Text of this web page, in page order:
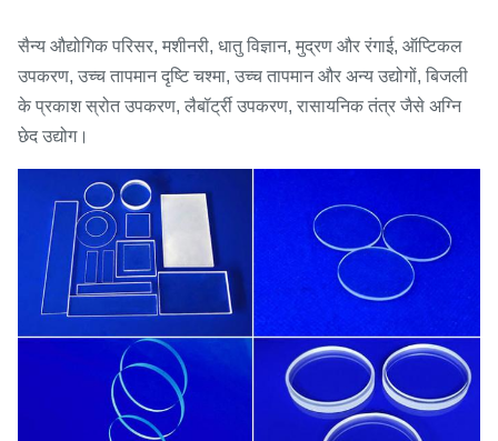
सैन्य औद्योगिक परिसर, मशीनरी, धातु विज्ञान, मुद्रण और रंगाई, ऑप्टिकल
उपकरण, उच्च तापमान दृष्टि चश्मा, उच्च तापमान और अन्य उद्योगों, बिजली
के प्रकाश स्रोत उपकरण, लैबॉर्ट्री उपकरण, रासायनिक तंत्र जैसे अग्नि
छेद उद्योग।